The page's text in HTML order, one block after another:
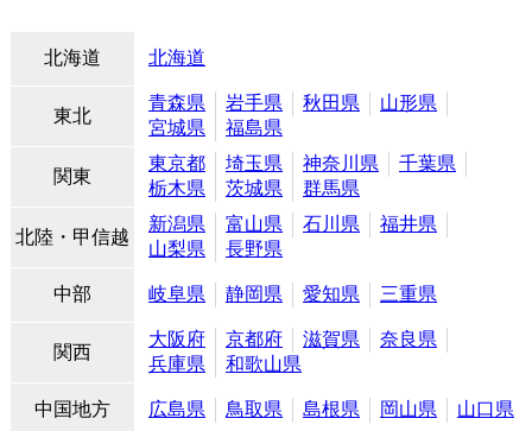
北海道 北海道
東北
青森県 岩手県 秋田県
山形県
宮城県
福島県
関東
東京都 埼玉県 神奈川県
千葉県
栃木県
茨城県 群馬県
北陸・甲信越
新潟県 富山県 石川県
福井県
山梨県
長野県
中部 岐阜県 静岡県 愛知県 三重県
関西
大阪府 京都府 滋賀県
奈良県
兵庫県
和歌山県
中国地方 広島県 鳥取県 島根県 岡山県 山口県